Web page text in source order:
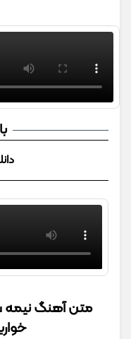
متن آهنگ نیمه